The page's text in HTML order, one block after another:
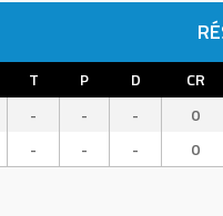
T P D CR
- - - 0
- - - 0